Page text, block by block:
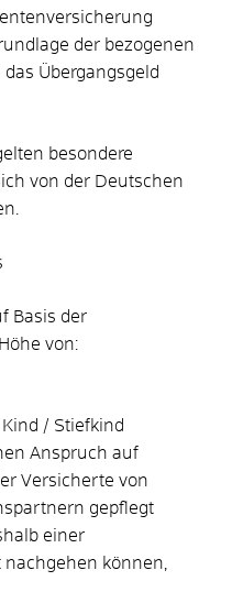
der bezogenen
Übergangsgeld
besondere
von der Deutschen
Basis der
von:
/ Stiefkind
Anspruch auf
Versicherte von
gepflegt
einer
können,